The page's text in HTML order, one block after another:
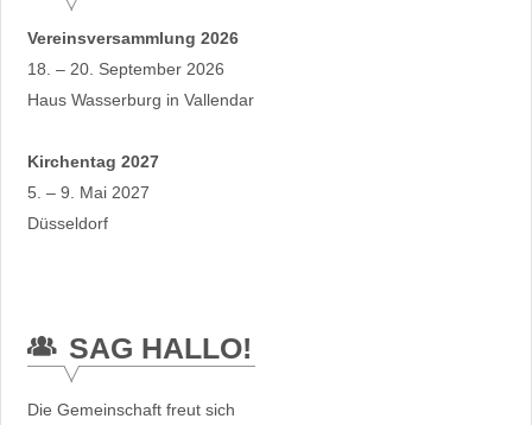
Vereinsversammlung 2026
18. – 20. September 2026
Haus Wasserburg in Vallendar
Kirchentag 2027
5. – 9. Mai 2027
Düsseldorf
SAG HALLO!
Die Gemeinschaft freut sich